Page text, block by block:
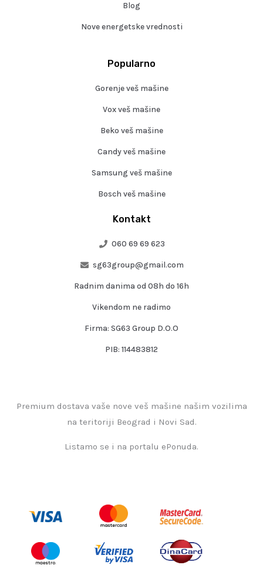
Kontakt
060 69 69 623
sg63group@gmail.com
Radnim danima od 08h do 16h
Vikendom ne radimo
Firma: SG63 Group D.O.O
PIB: 114483812
Popularno
Gorenje veš mašine
Vox veš mašine
Beko veš mašine
Candy veš mašine
Samsung veš mašine
Bosch veš mašine
Blog
Nove energetske vrednosti
Premium dostava vaše nove veš mašine našim vozilima
na teritoriji Beograd i Novi Sad.
Listamo se i na portalu ePonuda.